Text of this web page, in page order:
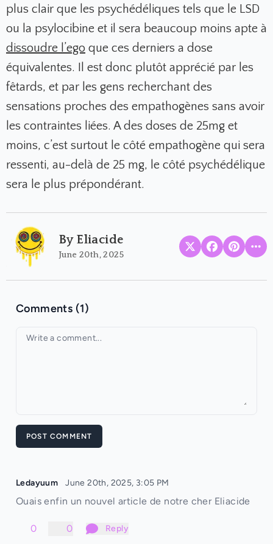
plus clair que les psychédéliques tels que le LSD
ou la psylocibine et il sera beaucoup moins apte à
dissoudre l’ego que ces derniers a dose
équivalentes. Il est donc plutôt apprécié par les
fêtards, et par les gens recherchant des
sensations proches des empathogènes sans avoir
les contraintes liées. A des doses de 25mg et
moins, c’est surtout le côté empathogène qui sera
ressenti, au-delà de 25 mg, le côté psychédélique
sera le plus prépondérant.
By Eliacide
June 20th, 2025
Comments (1)
Your comment
POST COMMENT
Ledayuum June 20th, 2025, 3:05 PM
Ouais enfin un nouvel article de notre cher Eliacide
0 0 Reply